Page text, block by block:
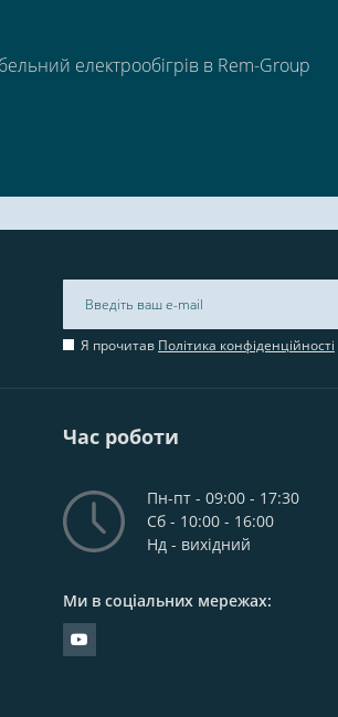
електрообігрів в Rem-Group
Я прочитав Політика конфіденційності
Час роботи
Пн-пт - 09:00 - 17:30
Сб - 10:00 - 16:00
Нд - вихідний
Ми в соціальних мережах: